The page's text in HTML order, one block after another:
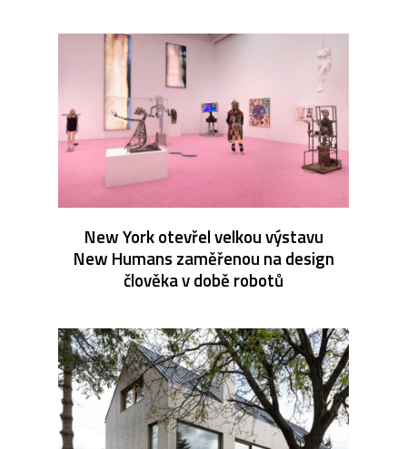
New York otevřel velkou výstavu
New Humans zaměřenou na design
člověka v době robotů